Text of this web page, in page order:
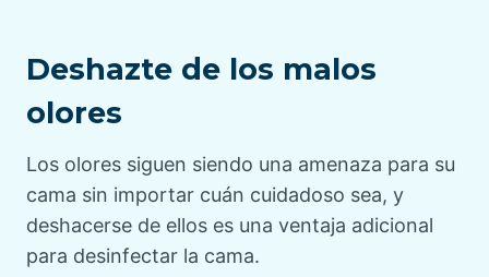
Deshazte de los malos
olores
Los olores siguen siendo una amenaza para su
cama sin importar cuán cuidadoso sea, y
deshacerse de ellos es una ventaja adicional
para desinfectar la cama.